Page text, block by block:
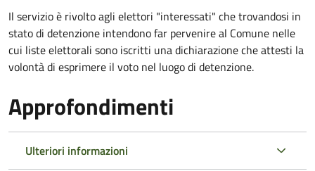
Il servizio è rivolto agli elettori "interessati" che trovandosi in
stato di detenzione intendono far pervenire al Comune nelle
cui liste elettorali sono iscritti una dichiarazione che attesti la
volontà di esprimere il voto nel luogo di detenzione.
Approfondimenti
Ulteriori informazioni